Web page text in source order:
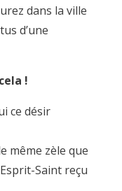
dans la ville
d’une
!
ce désir
même zèle que
Saint reçu